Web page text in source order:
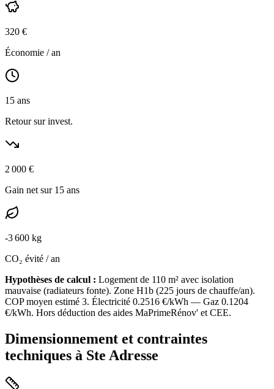
320 €
Économie / an
15 ans
Retour sur invest.
2 000 €
Gain net sur 15 ans
-3 600 kg
CO₂ évité / an
Hypothèses de calcul : Logement de 110 m² avec isolation
mauvaise (radiateurs fonte). Zone H1b (225 jours de chauffe/an).
COP moyen estimé 3. Électricité 0.2516 €/kWh — Gaz 0.1204
€/kWh. Hors déduction des aides MaPrimeRénov' et CEE.
Dimensionnement et contraintes
techniques à Ste Adresse